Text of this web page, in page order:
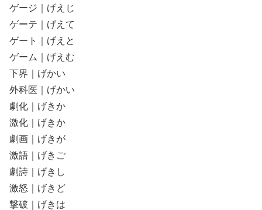
ゲージ｜げえじ
ゲーテ｜げえて
ゲート｜げえと
ゲーム｜げえむ
下界｜げかい
外科医｜げかい
劇化｜げきか
激化｜げきか
劇画｜げきが
激語｜げきご
劇詩｜げきし
激怒｜げきど
撃破｜げきは